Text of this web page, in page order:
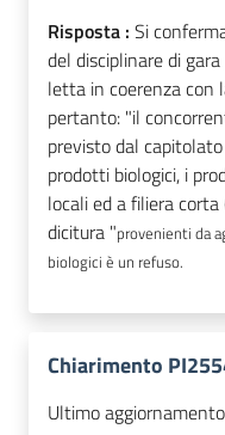
Risposta : Si
del disciplinare di
letta in coerenza con
pertanto: "il
previsto dal
prodotti biologici, i
locali ed a filiera
dicitura "provenienti da
biologici è un refuso.
Chiarimento
Ultimo